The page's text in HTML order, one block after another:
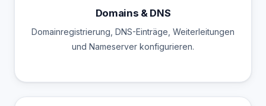
Domains & DNS
Domainregistrierung, DNS-Einträge, Weiterleitungen
und Nameserver konfigurieren.